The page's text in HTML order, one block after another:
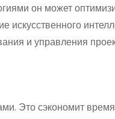
он может
и управления
Это сэкономит